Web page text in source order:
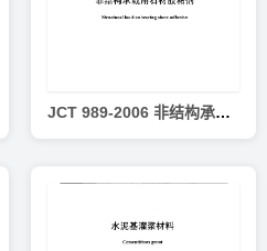
JCT 989-2006 非结构承载用石材胶粘剂